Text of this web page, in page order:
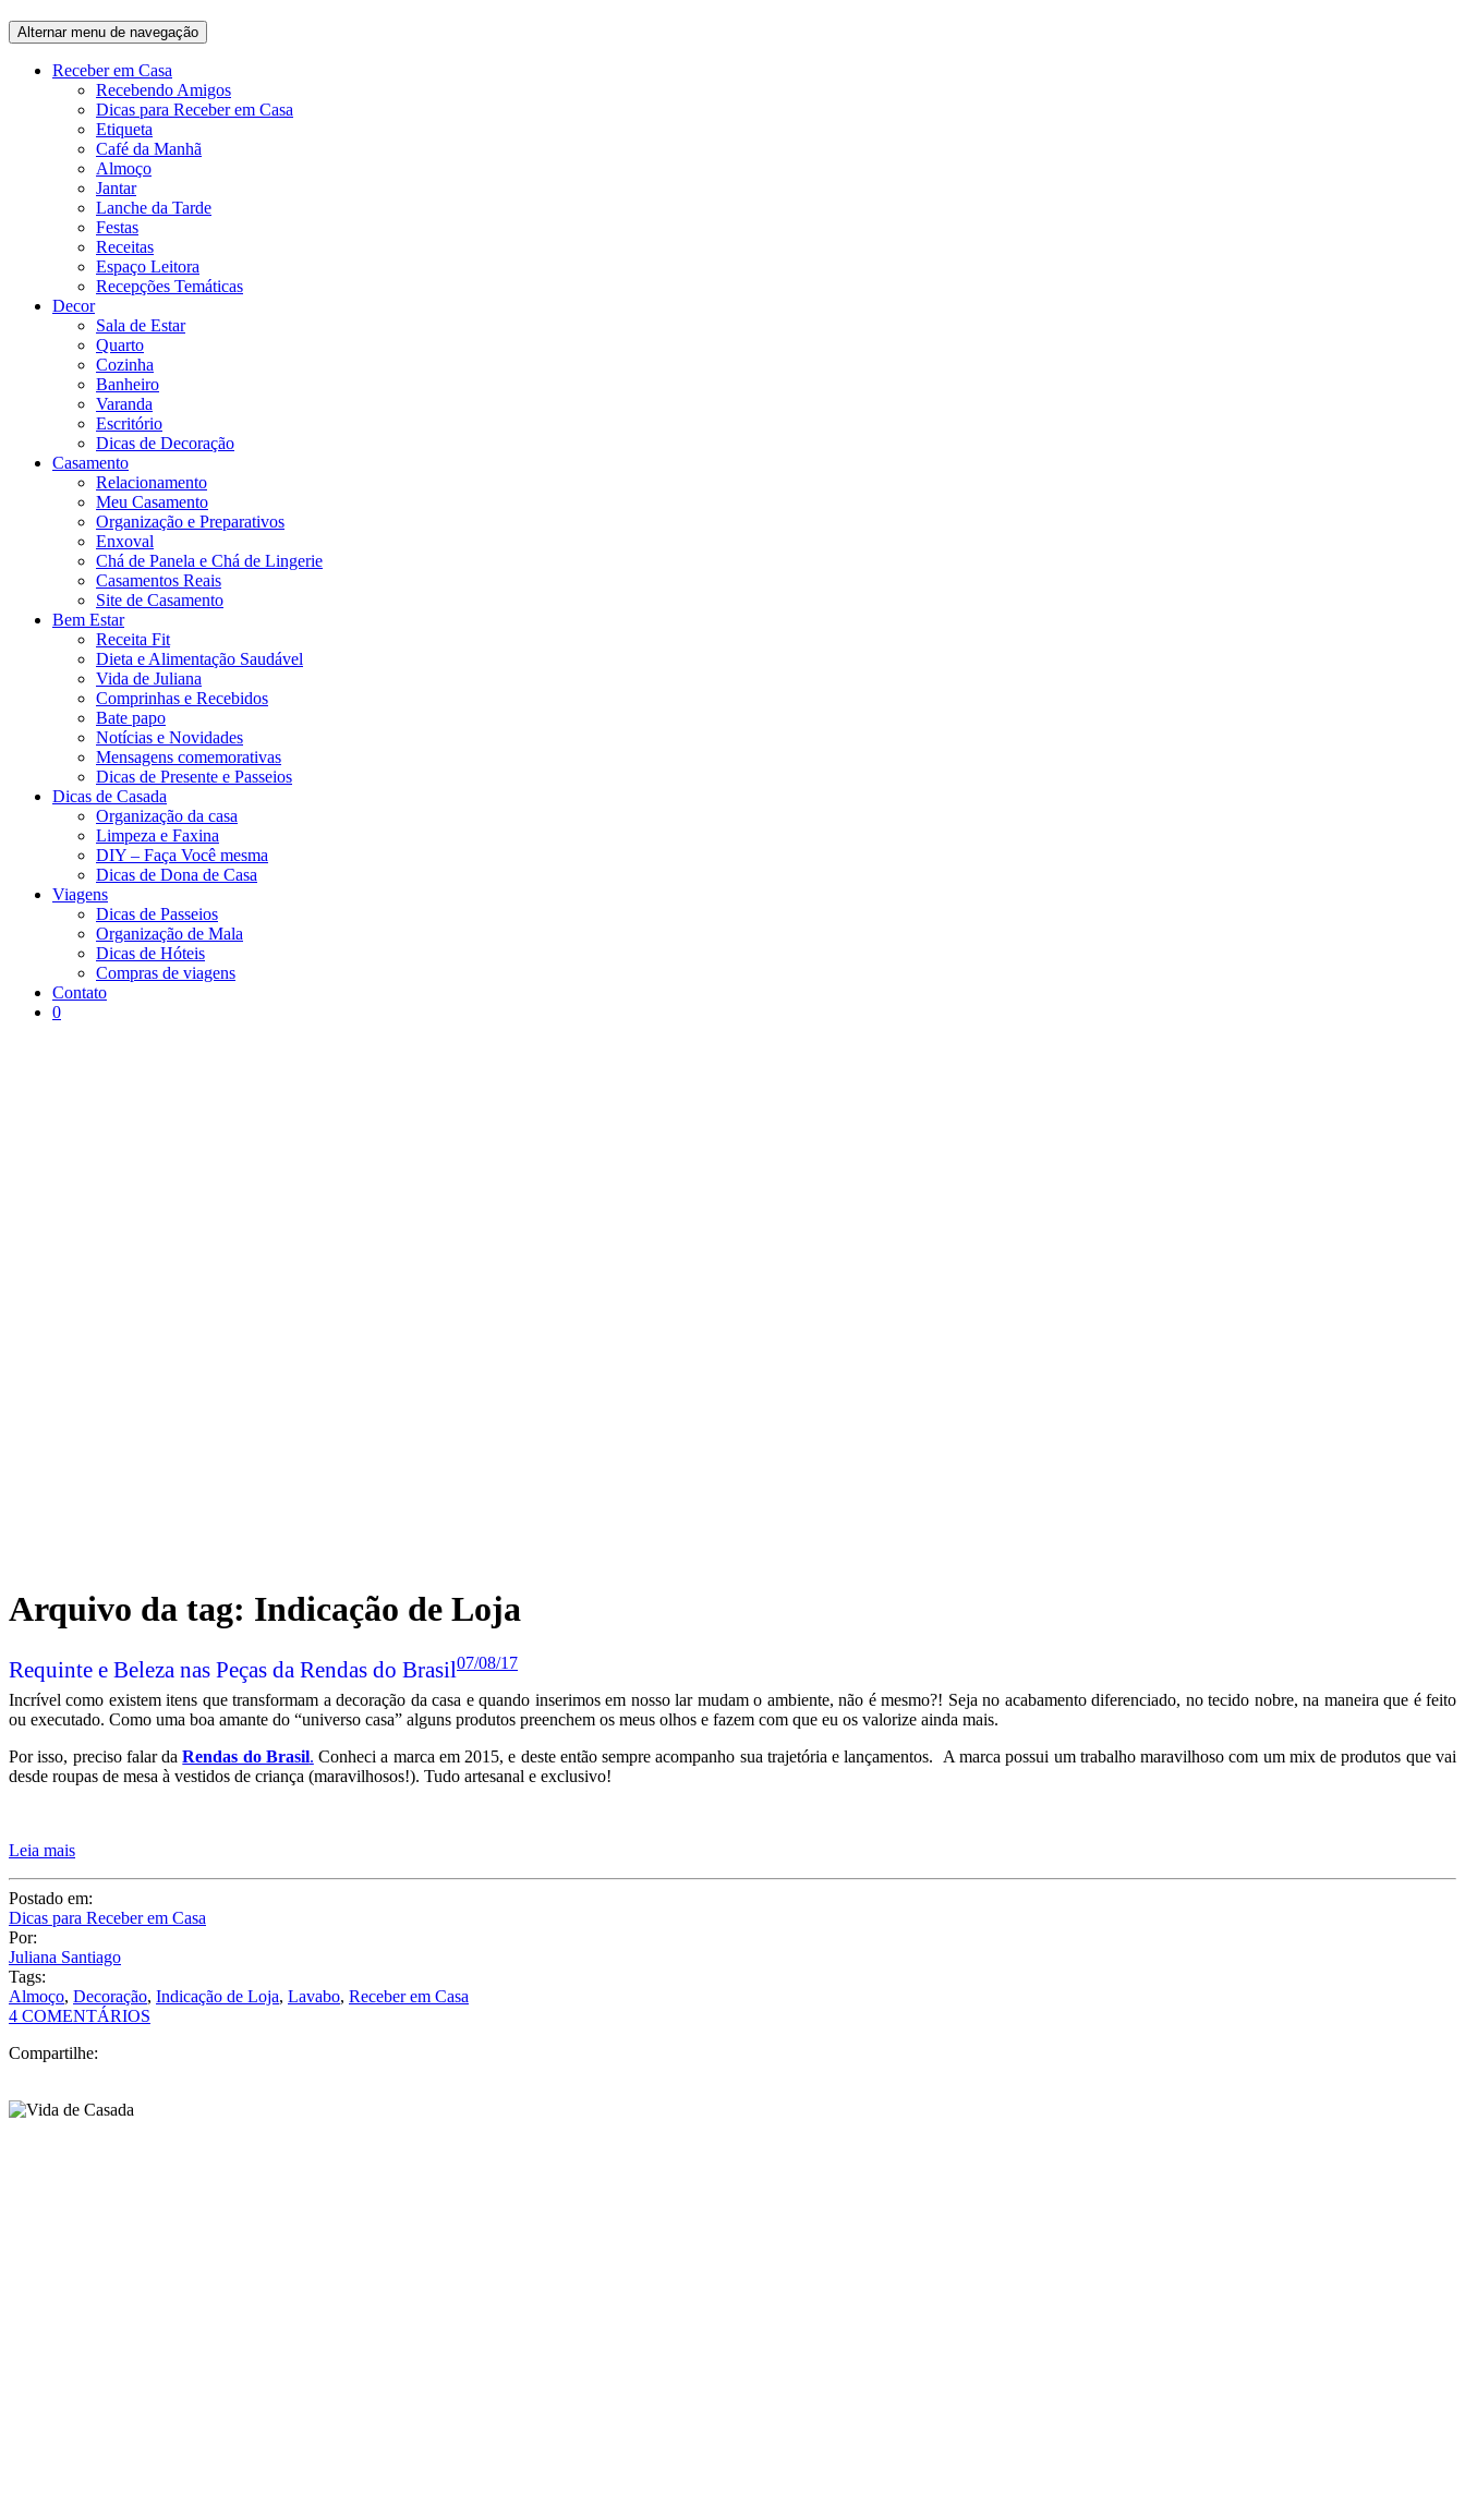
Alternar menu de navegação
Receber em Casa
Recebendo Amigos
Dicas para Receber em Casa
Etiqueta
Café da Manhã
Almoço
Jantar
Lanche da Tarde
Festas
Receitas
Espaço Leitora
Recepções Temáticas
Decor
Sala de Estar
Quarto
Cozinha
Banheiro
Varanda
Escritório
Dicas de Decoração
Casamento
Relacionamento
Meu Casamento
Organização e Preparativos
Enxoval
Chá de Panela e Chá de Lingerie
Casamentos Reais
Site de Casamento
Bem Estar
Receita Fit
Dieta e Alimentação Saudável
Vida de Juliana
Comprinhas e Recebidos
Bate papo
Notícias e Novidades
Mensagens comemorativas
Dicas de Presente e Passeios
Dicas de Casada
Organização da casa
Limpeza e Faxina
DIY – Faça Você mesma
Dicas de Dona de Casa
Viagens
Dicas de Passeios
Organização de Mala
Dicas de Hóteis
Compras de viagens
Contato
0
Arquivo da tag: Indicação de Loja
Requinte e Beleza nas Peças da Rendas do Brasil07/08/17
Incrível como existem itens que transformam a decoração da casa e quando inserimos em nosso lar mudam o ambiente, não é mesmo?! Seja no acabamento diferenciado, no tecido nobre, na maneira que é feito
ou executado. Como uma boa amante do “universo casa” alguns produtos preenchem os meus olhos e fazem com que eu os valorize ainda mais.
Por isso, preciso falar daRendas do Brasil. Conheci a marca em 2015, e deste então sempre acompanho sua trajetória e lançamentos. A marca possui um trabalho maravilhoso com um mix de produtos que vai
desde roupas de mesa à vestidos de criança (maravilhosos!). Tudo artesanal e exclusivo!
Leia mais
Postado em:
Dicas para Receber em Casa
Por:
Juliana Santiago
Tags:
Almoço, Decoração, Indicação de Loja, Lavabo, Receber em Casa
4 COMENTÁRIOS
Compartilhe: